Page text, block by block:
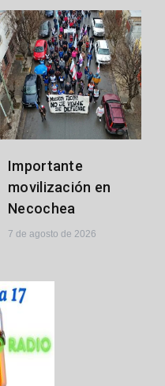
Importante
movilización en
Necochea
7 de agosto de 2026